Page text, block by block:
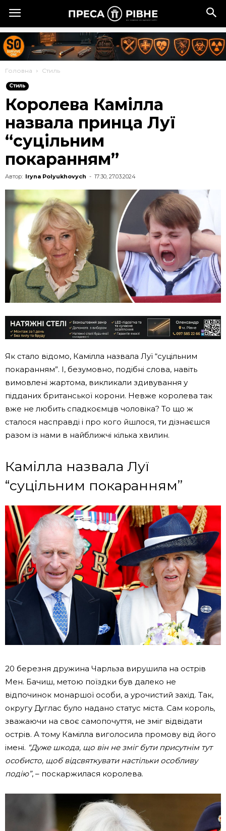
Головна Стиль
Стиль
Королева Камілла
назвала принца Луї
“суцільним
покаранням”
Автор: Iryna Polyukhovych - 17:30, 27.03.2024
Як стало відомо, Камілла назвала Луї “суцільним
покаранням”. І, безумовно, подібні слова, навіть
вимовлені жартома, викликали здивування у
підданих британської корони. Невже королева так
вже не любить спадкоємців чоловіка? То що ж
сталося насправді і про кого йшлося, ти дізнаєшся
разом із нами в найближчі кілька хвилин.
Камілла назвала Луї
“суцільним покаранням”
20 березня дружина Чарльза вирушила на острів
Мен. Бачиш, метою поїздки був далеко не
відпочинок монаршої особи, а урочистий захід. Так,
округу Дуглас було надано статус міста. Сам король,
зважаючи на своє самопочуття, не зміг відвідати
острів. А тому Камілла виголосила промову від його
імені. “Дуже шкода, що він не зміг бути присутнім тут
особисто, щоб відсвяткувати настільки особливу
подію”, – поскаржилася королева.